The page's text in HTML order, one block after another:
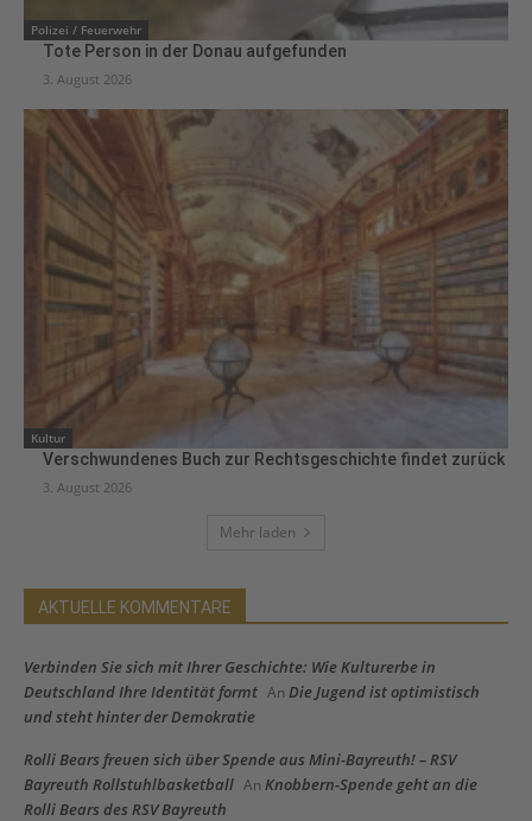
Polizei / Feuerwehr
Tote Person in der Donau aufgefunden
3. August 2026
Kultur
Verschwundenes Buch zur Rechtsgeschichte findet zurück
3. August 2026
Mehr laden
AKTUELLE KOMMENTARE
Verbinden Sie sich mit Ihrer Geschichte: Wie Kulturerbe in
Deutschland Ihre Identität formt An Die Jugend ist optimistisch
und steht hinter der Demokratie
Rolli Bears freuen sich über Spende aus Mini-Bayreuth! – RSV
Bayreuth Rollstuhlbasketball An Knobbern-Spende geht an die
Rolli Bears des RSV Bayreuth